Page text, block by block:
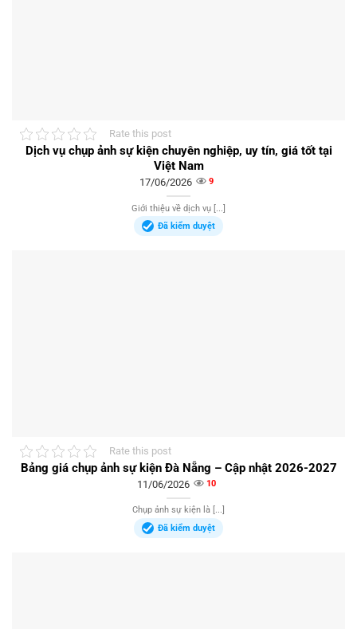
Rate this post
Dịch vụ chụp ảnh sự kiện chuyên nghiệp, uy tín, giá tốt tại
Việt Nam
17/06/2026 9
Giới thiệu về dịch vụ [...]
Đã kiểm duyệt
Rate this post
Bảng giá chụp ảnh sự kiện Đà Nẵng – Cập nhật 2026-2027
11/06/2026 10
Chụp ảnh sự kiện là [...]
Đã kiểm duyệt